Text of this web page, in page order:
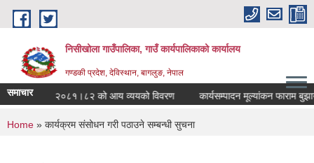
Skip to main content
निसीखोला गाउँपालिका, गाउँ कार्यपालिकाको कार्यालय
गण्डकी प्रदेश, देविस्थान, बागलुङ, नेपाल
समाचार आव २०८१।८२ को आय व्ययको विवरण कार्यसम्पादन मूल्यांकन फाराम
You are here
Home » कार्यक्रम संसोधन गरी पठाउने सम्बन्धी सुचना